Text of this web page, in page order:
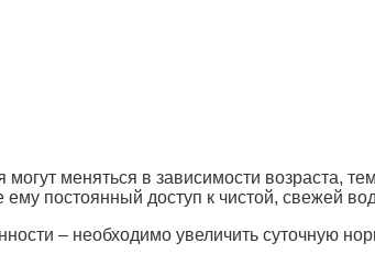
меняться в зависимости возраста,
постоянный доступ к чистой, свежей
– необходимо увеличить суточную